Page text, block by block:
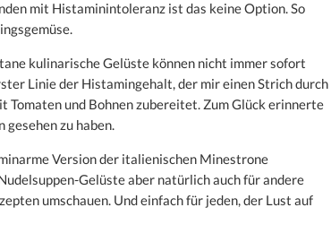
mit Histaminintoleranz ist das keine Option. So
kulinarische Gelüste können nicht immer sofort
Linie der Histamingehalt, der mir einen Strich durch
Tomaten und Bohnen zubereitet. Zum Glück erinnerte
zu haben.
Version der italienischen Minestrone
Gelüste aber natürlich auch für andere
umschauen. Und einfach für jeden, der Lust auf